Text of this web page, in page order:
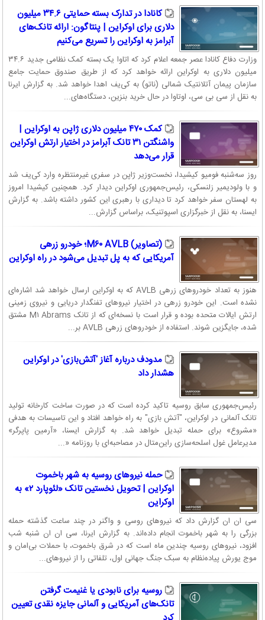
کانادا در تدارک بسته حمایتی ۳۴.۶ میلیون
دلاری برای اوکراین | پنتاگون: ارائه تانک‌های
آبرامز به اوکراین را تسریع می‌کنیم
وزارت دفاع کانادا عصر جمعه اعلام کرد که اتاوا یک بسته کمک نظامی جدید ۳۴.۶
میلیون دلاری به اوکراین ارائه خواهد کرد که از طریق صندوق حمایت جامع
سازمان پیمان آتلانتیک شمالی (ناتو) به کی‌یف اهدا خواهد شد. به گزارش ایرنا
به نقل از سی بی سی، اوتاوا در حال خرید بنزین، دستگاه‌های...
کمک ۴۷۰ میلیون دلاری ژاپن به اوکراین |
واشنگتن ۳۱ تانک آبرامز در اختیار ارتش اوکراین
قرار می‌دهد
روز سه‌شنبه فومیو کیشیدا، نخست‌وزیر ژاپن در سفری غیرمنتظره وارد کی‌یف شد
و با ولودیمیر زلنسکی، رئیس‌جمهوری اوکراین دیدار کرد. همچنین کیشیدا امروز
به لهستان سفر خواهد کرد تا دیداری با رهبری این کشور داشته باشد. به گزارش
ایسنا، به نقل از خبرگزاری اسپوتنیک، براساس گزارش...
(تصاویر) M۶۰ AVLB؛ خودرو زرهی
آمریکایی که به پل تبدیل می‌شود در راه اوکراین
هنوز به تعداد خودرو‌های زرهی AVLB که به اوکراین ارسال خواهد شد اشاره‌ای
نشده است. این خودرو زرهی در اختیار نیرو‌های تفنگدار دریایی و نیروی زمینی
ارتش ایالات متحده بوده و قرار است با نسخه‌ای که از تانک M۱ Abrams مشتق
شده، جایگزین شوند. استفاده از خودرو‌های زرهی AVLB بر...
مدودف درباره آغاز 'آتش‌بازی' در اوکراین
هشدار داد
رئیس‌جمهوری سابق روسیه تاکید کرده است که در صورت ساخت کارخانه تولید
تانک آلمانی در اوکراین، "آتش بازی" به راه خواهد افتاد و این تاسیسات به هدفی
«مشروع» برای حمله تبدیل خواهد شد. به گزارش ایسنا، «آرمین پاپرگر»
مدیرعامل غول اسلحه‌سازی راین‌متال در مصاحبه‌ای با روزنامه «...
حمله نیروهای روسیه به شهر باخموت
اوکراین | تحویل نخستین تانک «لئوپارد ۲» به
اوکراین
سی ان ان گزارش داد که نیروهای روسی و واگنر در چند ساعت گذشته حمله
بزرگی را به شهر باخموت انجام داده‌اند. به گزارش ایرنا، سی ان ان شنبه شب
افزود، نیروهای روسیه چندین ماه است که در شرق باخموت، با حملات بی‌امان و
موج یورش پیاده‌نظام به سبک جنگ جهانی اول، تلفاتی را از نیروهای...
روسیه برای نابودی یا غنیمت گرفتن
تانک‌های آمریکایی و آلمانی جایزه نقدی تعیین